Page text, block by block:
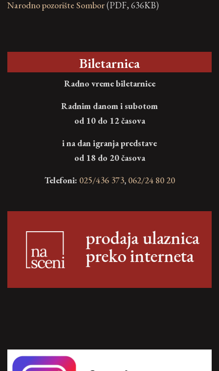
Narodno pozorište Sombor(PDF, 636KB)
Biletarnica
Radno vreme biletarnice
Radnim danom i subotom
od 10 do 12 časova
i na dan igranja predstave
od 18 do 20 časova
Telefoni: 025/436 373, 062/24 80 20